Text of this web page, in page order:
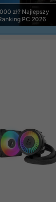
zł? Najlepszy
PC 2026